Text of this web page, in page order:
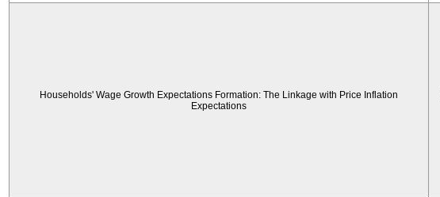
Households' Wage Growth Expectations Formation: The Linkage with Price Inflation
Expectations